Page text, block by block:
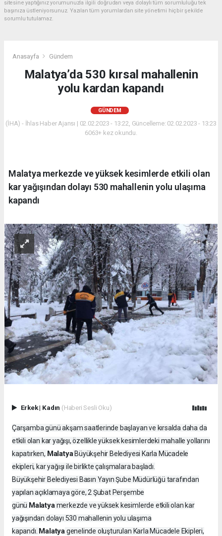
sitesine yaptığınız yorumunuzla ilgili doğrudan veya dolaylı tüm sorumluluğu tek
başınıza üstleniyorsunuz. Yazılan tüm yorumlardan site yönetimi hiçbir şekilde
sorumlu tutulamaz.
Anasayfa Gündem
Malatya’da 530 kırsal mahallenin
yolu kardan kapandı
GÜNDEM
(İHA) - İhlas Haber Ajansı | 02.02.2023 - 13:22, Güncelleme: 02.02.2023 - 13:23
6063+ kez okundu.
Malatya merkezde ve yüksek kesimlerde etkili olan
kar yağışından dolayı 530 mahallenin yolu ulaşıma
kapandı
Erkek| Kadın (Haberi Sesli Oku)
Çarşamba günü akşam saatlerinde başlayan ve kırsalda daha da
etkili olan kar yağışı, özellikle yüksek kesimlerdeki mahalle yollarını
kapatırken, Malatya Büyükşehir Belediyesi Karla Mücadele
ekipleri, kar yağışı ile birlikte çalışmalara başladı.
Büyükşehir Belediyesi Basın Yayın Şube Müdürlüğü tarafından
yapılan açıklamaya göre, 2 Şubat Perşembe
günü Malatyamerkezde ve yüksek kesimlerde etkili olan kar
yağışından dolayı 530 mahallenin yolu ulaşıma
kapandı. Malatyagenelinde oluşturulan Karla Mücadele Ekipleri,